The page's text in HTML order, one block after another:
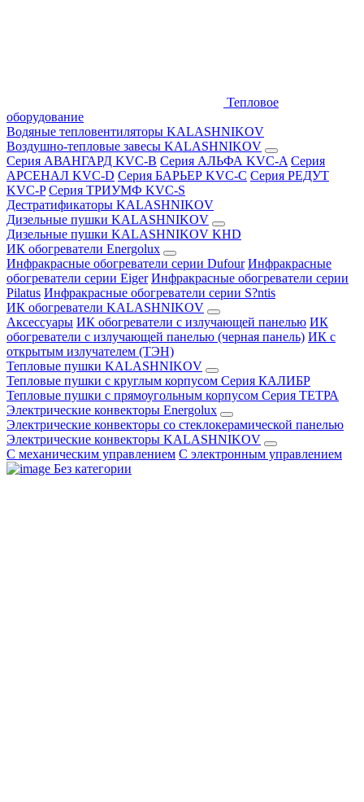
Тепловое
оборудование
Водяные тепловентиляторы KALASHNIKOV
Воздушно-тепловые завесы KALASHNIKOV
Серия АВАНГАРД KVC-B Серия АЛЬФА KVC-A Серия
АРСЕНАЛ KVC-D Серия БАРЬЕР KVC-C Серия РЕДУТ
KVC-P Серия ТРИУМФ KVC-S
Дестратификаторы KALASHNIKOV
Дизельные пушки KALASHNIKOV
Дизельные пушки KALASHNIKOV KHD
ИК обогреватели Energolux
Инфракрасные обогреватели серии Dufour Инфракрасные
обогреватели серии Eiger Инфракрасные обогреватели серии
Pilatus Инфракрасные обогреватели серии S?ntis
ИК обогреватели KALASHNIKOV
Аксессуары ИК обогреватели с излучающей панелью ИК
обогреватели с излучающей панелью (черная панель) ИК с
открытым излучателем (ТЭН)
Тепловые пушки KALASHNIKOV
Тепловые пушки с круглым корпусом Серия КАЛИБР
Тепловые пушки с прямоугольным корпусом Серия ТЕТРА
Электрические конвекторы Energolux
Электрические конвекторы со стеклокерамической панелью
Электрические конвекторы KALASHNIKOV
С механическим управлением С электронным управлением
Без категории